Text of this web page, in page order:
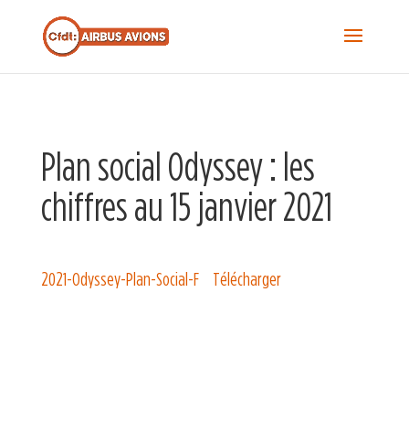
Plan social Odyssey : les
chiffres au 15 janvier 2021
2021-Odyssey-Plan-Social-F Télécharger